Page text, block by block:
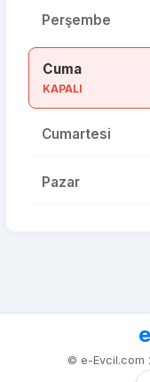
Perşembe
Cuma
KAPALI
Cumartesi
Pazar
© e-Evcil.com